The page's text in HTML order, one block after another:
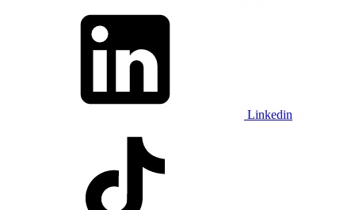
Linkedin